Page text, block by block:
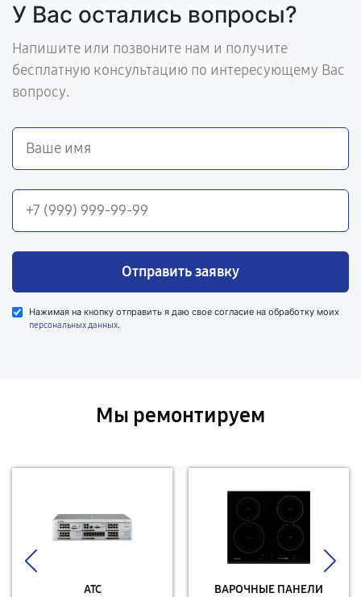
У Вас остались вопросы?
Напишите или позвоните нам и получите
бесплатную консультацию по интересующему Вас
вопросу.
Отправить заявку
Нажимая на кнопку отправить я даю свое согласие на обработку моих
персональных данных.
Мы ремонтируем
АТС ВАРОЧНЫЕ ПАНЕЛИ